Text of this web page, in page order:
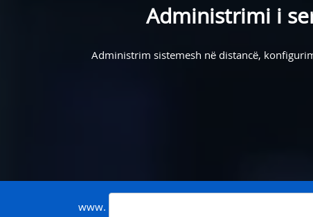
Administrimi i
Administrim sistemesh në distancë,
www.